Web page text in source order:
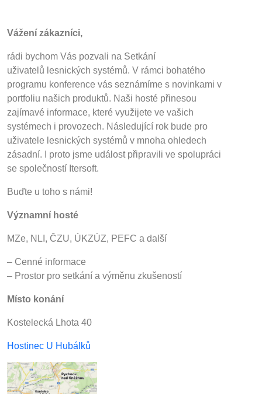
Vážení zákazníci,
rádi bychom Vás pozvali na Setkání
uživatelů lesnických systémů. V rámci bohatého
programu konference vás seznámíme s novinkami v
portfoliu našich produktů. Naši hosté přinesou
zajímavé informace, které využijete ve vašich
systémech i provozech. Následující rok bude pro
uživatele lesnických systémů v mnoha ohledech
zásadní. I proto jsme událost připravili ve spolupráci
se společností Itersoft.
Buďte u toho s námi!
Významní hosté
MZe, NLI, ČZU, ÚKZÚZ, PEFC a další
– Cenné informace
– Prostor pro setkání a výměnu zkušeností
Místo konání
Kostelecká Lhota 40
Hostinec U Hubálků